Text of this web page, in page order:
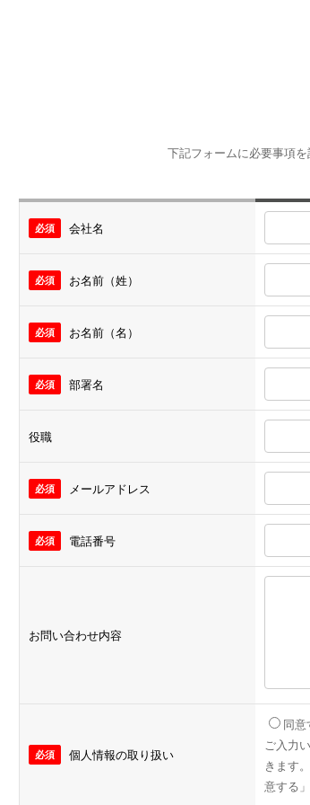
下記フォームに必要事項
会社名
お名前（姓）
お名前（名）
部署名
役職
メールアドレス
電話番号
お問い合わせ内容
個人情報の取り扱い
同意
ご入力
きます
意する